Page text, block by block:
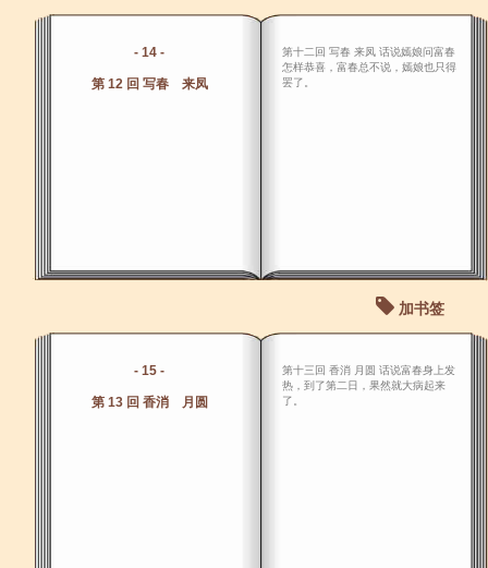
- 14 -
第 12 回 写春 来凤
第十二回 写春 来凤 话说嫣娘问富春
怎样恭喜，富春总不说，嫣娘也只得
罢了。
加书签
- 15 -
第 13 回 香消 月圆
第十三回 香消 月圆 话说富春身上发
热，到了第二日，果然就大病起来
了。